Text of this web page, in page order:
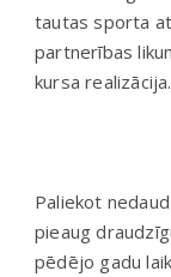
tautas sporta
partnerības
kursa realizācija.
Paliekot
pieaug
pēdējo gadu